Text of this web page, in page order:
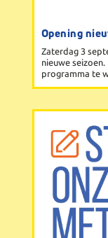
Opening
Zaterdag 3
nieuwe
programma te